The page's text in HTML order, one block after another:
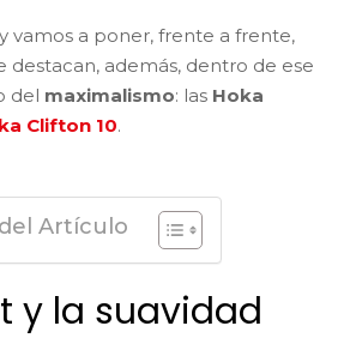
vamos a poner, frente a frente,
destacan, además, dentro de ese
del maximalismo: las Hoka
Clifton 10.
Artículo
y la suavidad